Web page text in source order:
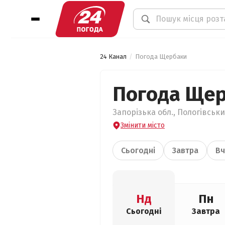
24 Канал Погода Щербаки
Погода
Запорізька обл.,
Змінити місто
Сьогодні Завтра
Нд
Сьогодні
Пн
Завтра